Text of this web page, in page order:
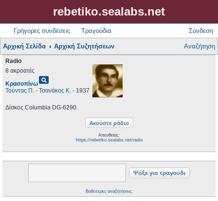
rebetiko.sealabs.net
Γρήγορες συνδέσεις Τραγούδια Σύνδεση
Αρχική Σελίδα Αρχική Συζητήσεων Αναζήτηση
Radio
8 ακροατές
Κρασοπίνωpageview
Τούντας Π. - Τσανάκος Κ. - 1937
Δίσκος Columbia DG-6290.
Απευθείας:
https://rebetiko.sealabs.net/radio
Βαθύτερες αναζητήσεις;